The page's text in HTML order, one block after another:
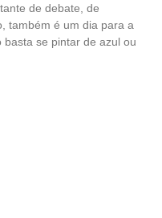
de debate, de
também é um dia para a
se pintar de azul ou